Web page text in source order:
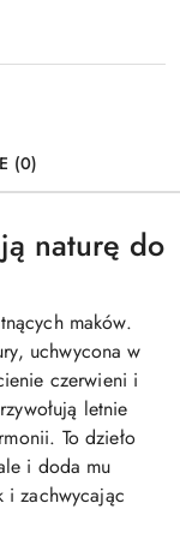
(0)
naturę do
maków.
uchwycona w
czerwieni i
letnie
To dzieło
i doda mu
i zachwycając